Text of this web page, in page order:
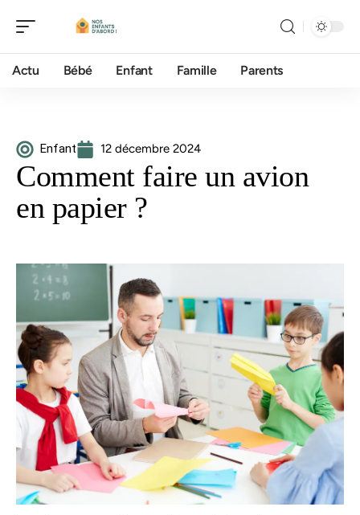
Actu Bébé Enfant Famille Parents
Enfant 12 décembre 2024
Comment faire un avion
en papier ?